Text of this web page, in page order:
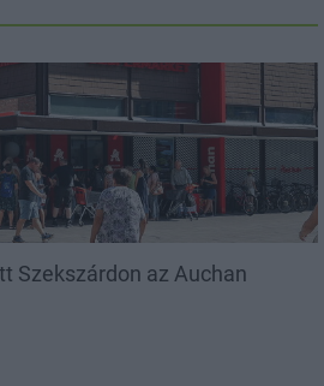
Szekszárdon az Auchan